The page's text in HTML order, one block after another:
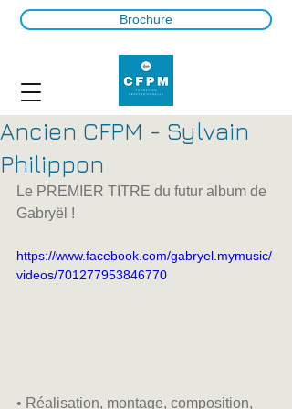
Brochure
Ancien CFPM - Sylvain
Philippon
Le PREMIER TITRE du futur album de
Gabryël !
https://www.facebook.com/gabryel.mymusic/
videos/701277953846770
• Réalisation, montage, composition,